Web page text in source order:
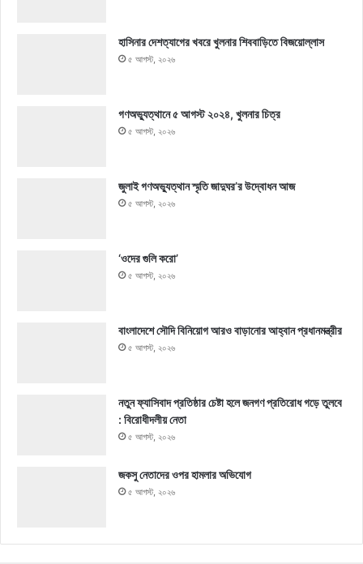
হাসিনার দেশত্যাগের খবরে খুলনার শিববাড়িতে বিজয়োল্লাস
৫ আগস্ট, ২০২৬
গণঅভ্যুত্থানে ৫ আগস্ট ২০২৪, খুলনার চিত্র
৫ আগস্ট, ২০২৬
জুলাই গণঅভ্যুত্থান স্মৃতি জাদুঘর’র উদ্বোধন আজ
৫ আগস্ট, ২০২৬
‘ওদের গুলি করো’
৫ আগস্ট, ২০২৬
বাংলাদেশে সৌদি বিনিয়োগ আরও বাড়ানোর আহ্বান প্রধানমন্ত্রীর
৫ আগস্ট, ২০২৬
নতুন ফ্যাসিবাদ প্রতিষ্ঠার চেষ্টা হলে জনগণ প্রতিরোধ গড়ে তুলবে
: বিরোধীদলীয় নেতা
৫ আগস্ট, ২০২৬
জকসু নেতাদের ওপর হামলার অভিযোগ
৫ আগস্ট, ২০২৬